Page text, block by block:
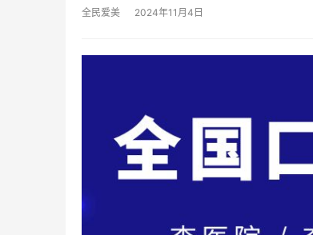
全民爱美 2024年11月4日